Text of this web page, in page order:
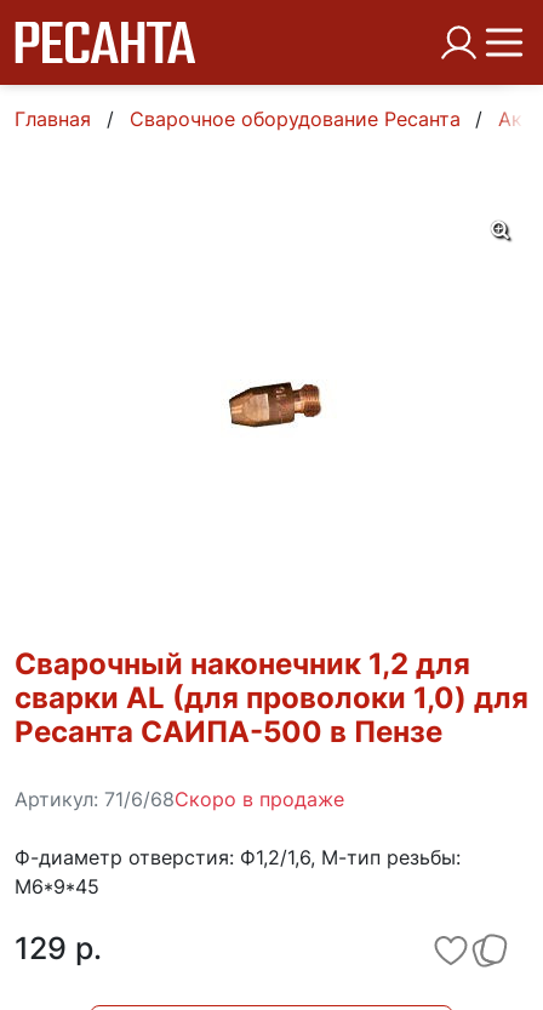
Главная Сварочное оборудование Ресанта
Сварочный наконечник 1,2 для
сварки AL (для проволоки 1,0) для
Ресанта САИПА-500 в Пензе
Артикул: 71/6/68Скоро в продаже
Ф-диаметр отверстия: Ф1,2/1,6, М-тип резьбы:
M6*9*45
129 p.